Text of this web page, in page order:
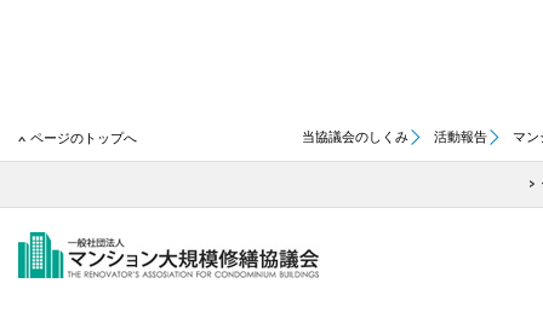
ページのトップへ 当協議会のしくみ 活動報告 マン